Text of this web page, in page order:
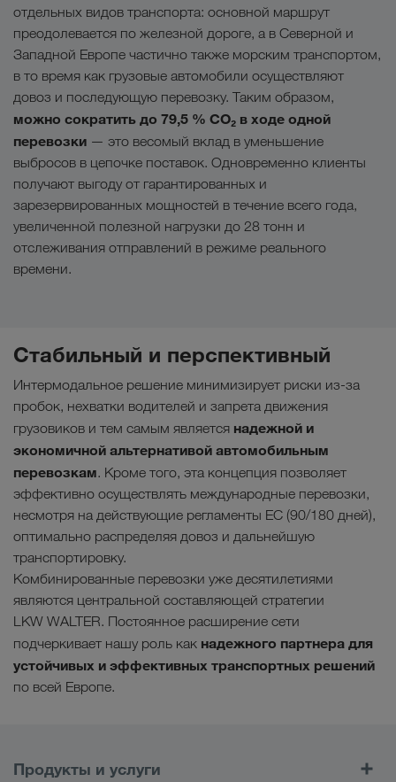
отдельных видов транспорта: основной маршрут
преодолевается по железной дороге, а в Северной и
Западной Европе частично также морским транспортом,
в то время как грузовые автомобили осуществляют
довоз и последующую перевозку. Таким образом,
можно сократить до 79,5 % CO₂ в ходе одной
перевозки — это весомый вклад в уменьшение
выбросов в цепочке поставок. Одновременно клиенты
получают выгоду от гарантированных и
зарезервированных мощностей в течение всего года,
увеличенной полезной нагрузки до 28 тонн и
отслеживания отправлений в режиме реального
времени.
Стабильный и перспективный
Интермодальное решение минимизирует риски из-за
пробок, нехватки водителей и запрета движения
грузовиков и тем самым является надежной и
экономичной альтернативой автомобильным
перевозкам. Кроме того, эта концепция позволяет
эффективно осуществлять международные перевозки,
несмотря на действующие регламенты ЕС (90/180 дней),
оптимально распределяя довоз и дальнейшую
транспортировку.
Комбинированные перевозки уже десятилетиями
являются центральной составляющей стратегии
LKW WALTER. Постоянное расширение сети
подчеркивает нашу роль как надежного партнера для
устойчивых и эффективных транспортных решений
по всей Европе.
Продукты и услуги